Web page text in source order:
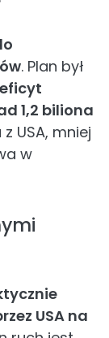
. Plan był
1,2 biliona
USA, mniej
w
USA na